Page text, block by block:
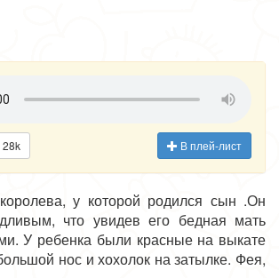
28k В плей-лист
у которой родился сын .Он
что увидев его бедная мать
У ребенка были красные на выкате
нос и хохолок на затылке. Фея,